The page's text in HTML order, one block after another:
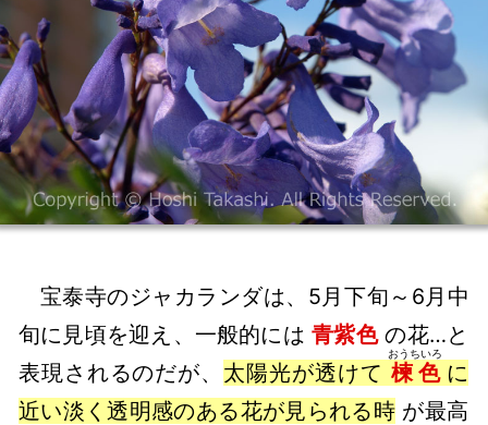
宝泰寺のジャカランダは、5月下旬～6月中
旬に見頃を迎え、一般的には青紫色の花…と
表現されるのだが、 太陽光が透けて 楝色
おうちいろ
に
近い淡く透明感のある花が見られる時 が最高